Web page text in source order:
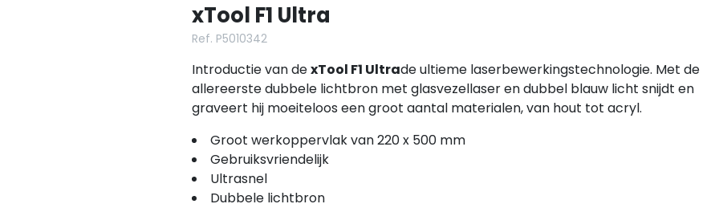
xTool F1 Ultra
Ref. P5010342
Introductie van dexTool F1 Ultrade ultieme laserbewerkingstechnologie. Met de
allereerste dubbele lichtbron met glasvezellaser en dubbel blauw licht snijdt en
graveert hij moeiteloos een groot aantal materialen, van hout tot acryl.
Groot werkoppervlak van 220 x 500 mm
Gebruiksvriendelijk
Ultrasnel
Dubbele lichtbron